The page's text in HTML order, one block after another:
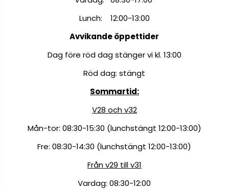
Lunch: 12:00-13:00
Avvikande öppettider
Dag före röd dag stänger vi kl. 13:00
Röd dag: stängt
Sommartid:
V28 och v32
Mån-tor: 08:30-15:30 (lunchstängt 12:00-13:00)
Fre: 08:30-14:30 (lunchstängt 12:00-13:00)
Från v29 till v31
Vardag: 08:30-12:00